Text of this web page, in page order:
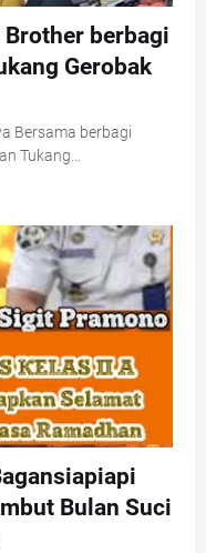
berbagi
Gerobak
Bersama berbagi
Tukang…
Bulan Suci